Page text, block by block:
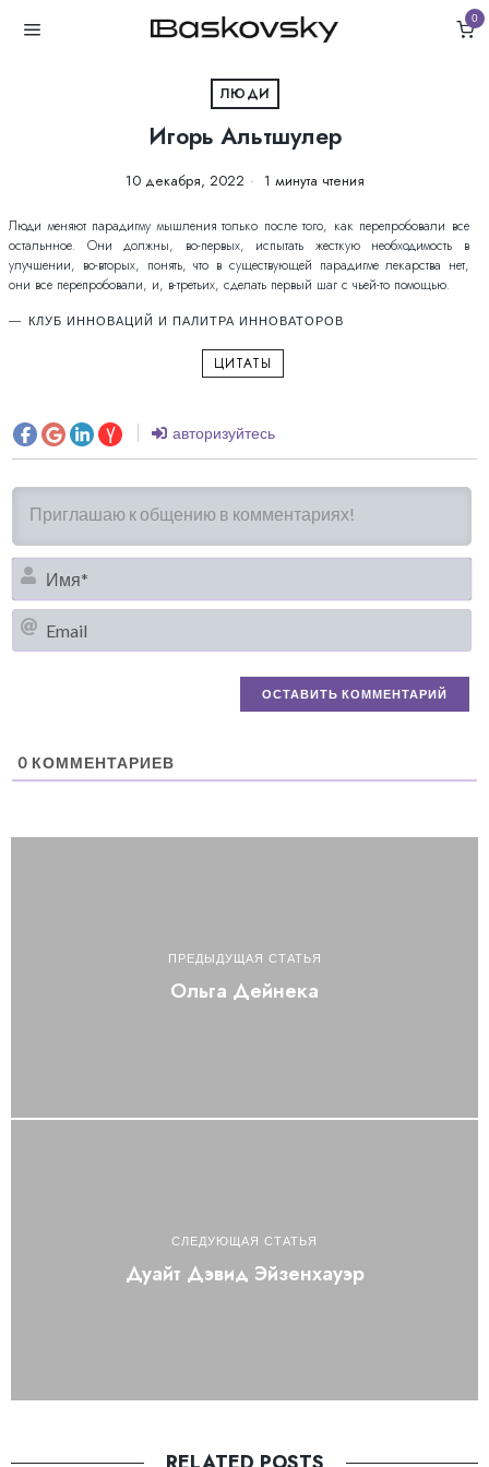
0
ЛЮДИ
Игорь Альтшулер
10 декабря, 2022 1 минута чтения
Люди меняют парадигму мышления только после того, как перепробовали все
остальнное. Они должны, во-первых, испытать жесткую необходимость в
улучшении, во-вторых, понять, что в существующей парадигме лекарства нет,
они все перепробовали, и, в-третьих, сделать первый шаг с чьей-то помощью.
КЛУБ ИННОВАЦИЙ И ПАЛИТРА ИННОВАТОРОВ
ЦИТАТЫ
авторизуйтесь
0 КОММЕНТАРИЕВ
ПРЕДЫДУЩАЯ СТАТЬЯ
Ольга Дейнека
СЛЕДУЮЩАЯ СТАТЬЯ
Дуайт Дэвид Эйзенхауэр